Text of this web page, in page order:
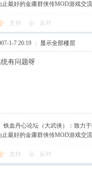
最好的金庸群侠传MOD游戏交
支持 反对
1-7 20:19 显示全部楼层
有问题呀
铁血丹心论坛（大武侠）：致力
最好的金庸群侠传MOD游戏交
支持 反对